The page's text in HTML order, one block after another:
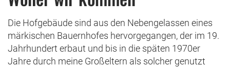
Die Hofgebäude sind aus den Nebengelassen eines
märkischen Bauernhofes hervorgegangen, der im 19.
Jahrhundert erbaut und bis in die späten 1970er
Jahre durch meine Großeltern als solcher genutzt